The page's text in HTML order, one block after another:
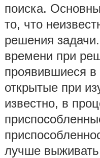
поиска.
то, что
решения
времени при
проявившиеся
открытые при
известно, в
лучше